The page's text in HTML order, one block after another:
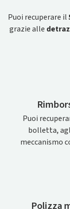
Puoi recuperare il
grazie alle
Puoi
bolletta,
meccanismo
Polizza